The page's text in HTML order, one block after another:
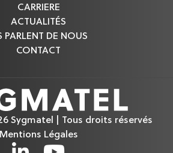
CARRIERE
ACTUALITÉS
PARLENT DE NOUS
CONTACT
Sygmatel | Tous droits réservés
Mentions Légales